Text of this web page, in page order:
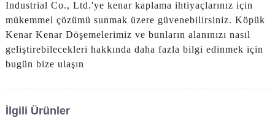
Industrial Co., Ltd.'ye kenar kaplama ihtiyaçlarınız için
mükemmel çözümü sunmak üzere güvenebilirsiniz. Köpük
Kenar Kenar Döşemelerimiz ve bunların alanınızı nasıl
geliştirebilecekleri hakkında daha fazla bilgi edinmek için
bugün bize ulaşın
İlgili Ürünler